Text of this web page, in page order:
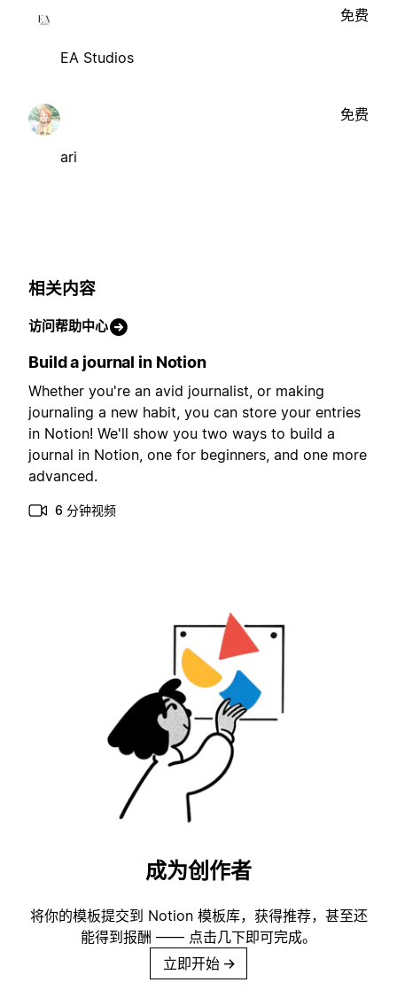
EA Studios
免费
ari
免费
相关内容
访问帮助中心
Build a journal in Notion
Whether you're an avid journalist, or making
journaling a new habit, you can store your entries
in Notion! We'll show you two ways to build a
journal in Notion, one for beginners, and one more
advanced.
6 分钟视频
成为创作者
将你的模板提交到 Notion 模板库，获得推荐，甚至还
能得到报酬 —— 点击几下即可完成。
立即开始 →